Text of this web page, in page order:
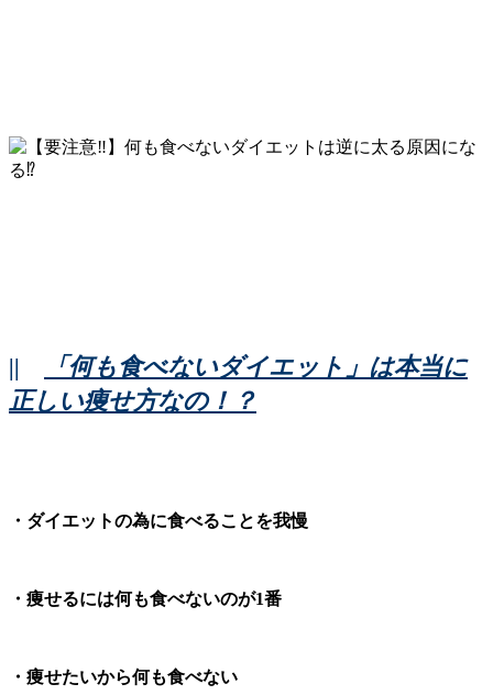
||
「何も食べないダイエット」は本当に
正しい痩せ方なの！？
・ダイエットの為に食べることを我慢
・痩せるには何も食べないのが1番
・痩せたいから何も食べない